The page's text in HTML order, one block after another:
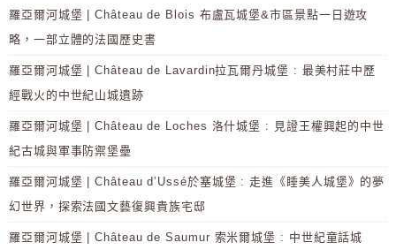
羅亞爾河城堡 | Château de Blois 布盧瓦城堡&市區景點一日遊攻
略，一部立體的法國歷史書
羅亞爾河城堡 | Château de Lavardin拉瓦爾丹城堡 : 最美村莊中歷
經戰火的中世紀山城遺跡
羅亞爾河城堡 | Château de Loches 洛什城堡 : 見證王權興起的中世
紀古城與軍事防禦堡壘
羅亞爾河城堡 | Château d’Ussé於塞城堡 : 走進《睡美人城堡》的夢
幻世界，探索法國文藝復興貴族宅邸
羅亞爾河城堡 | Château de Saumur 索米爾城堡 : 中世紀童話城